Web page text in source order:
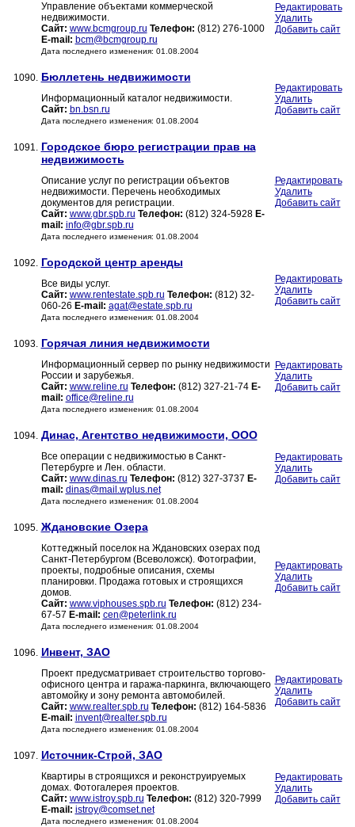
Управление объектами коммерческой
недвижимости.
Сайт: www.bcmgroup.ru Телефон: (812) 276-1000
E-mail: bcm@bcmgroup.ru
Дата последнего изменения: 01.08.2004
Редактировать
Удалить
Добавить сайт
1090. Бюллетень недвижимости
Информационный каталог недвижимости.
Сайт: bn.bsn.ru
Дата последнего изменения: 01.08.2004
Редактировать
Удалить
Добавить сайт
1091. Городское бюро регистрации прав на
недвижимость
Описание услуг по регистрации объектов
недвижимости. Перечень необходимых
документов для регистрации.
Сайт: www.gbr.spb.ru Телефон: (812) 324-5928 E-
mail: info@gbr.spb.ru
Дата последнего изменения: 01.08.2004
Редактировать
Удалить
Добавить сайт
1092. Городской центр аренды
Все виды услуг.
Сайт: www.rentestate.spb.ru Телефон: (812) 32-
060-26 E-mail: agat@estate.spb.ru
Дата последнего изменения: 01.08.2004
Редактировать
Удалить
Добавить сайт
1093. Горячая линия недвижимости
Информационный сервер по рынку недвижимости
России и зарубежья.
Сайт: www.reline.ru Телефон: (812) 327-21-74 E-
mail: office@reline.ru
Дата последнего изменения: 01.08.2004
Редактировать
Удалить
Добавить сайт
1094. Динас, Агентство недвижимости, ООО
Все операции с недвижимостью в Санкт-
Петербурге и Лен. области.
Сайт: www.dinas.ru Телефон: (812) 327-3737 E-
mail: dinas@mail.wplus.net
Дата последнего изменения: 01.08.2004
Редактировать
Удалить
Добавить сайт
1095. Ждановские Озера
Коттеджный поселок на Ждановских озерах под
Санкт-Петербургом (Всеволожск). Фотографии,
проекты, подробные описания, схемы
планировки. Продажа готовых и строящихся
домов.
Сайт: www.viphouses.spb.ru Телефон: (812) 234-
67-57 E-mail: cen@peterlink.ru
Дата последнего изменения: 01.08.2004
Редактировать
Удалить
Добавить сайт
1096. Инвент, ЗАО
Проект предусматривает строительство торгово-
офисного центра и гаража-паркинга, включающего
автомойку и зону ремонта автомобилей.
Сайт: www.realter.spb.ru Телефон: (812) 164-5836
E-mail: invent@realter.spb.ru
Дата последнего изменения: 01.08.2004
Редактировать
Удалить
Добавить сайт
1097. Источник-Строй, ЗАО
Квартиры в строящихся и реконструируемых
домах. Фотогалерея проектов.
Сайт: www.istroy.spb.ru Телефон: (812) 320-7999
E-mail: istroy@comset.net
Дата последнего изменения: 01.08.2004
Редактировать
Удалить
Добавить сайт